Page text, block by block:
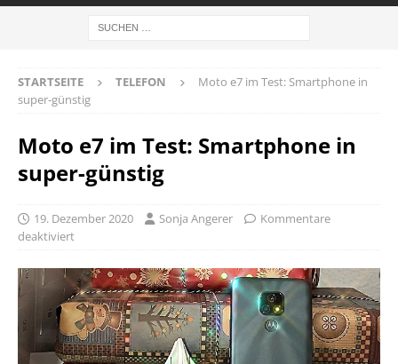
STARTSEITE TELEFON
Moto e7 im Test: Smartphone in
super-günstig
Moto e7 im Test: Smartphone in
super-günstig
19. Dezember 2020 Sonja Angerer
Kommentare
deaktiviert